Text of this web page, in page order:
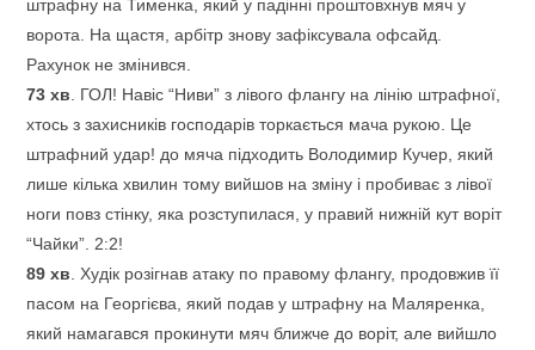
штрафну на Тименка, який у падінні проштовхнув мяч у
ворота. На щастя, арбітр знову зафіксувала офсайд.
Рахунок не змінився.
73 хв . ГОЛ! Навіс “Ниви” з лівого флангу на лінію штрафної,
хтось з захисників господарів торкається мача рукою. Це
штрафний удар! до мяча підходить Володимир Кучер, який
лише кілька хвилин тому вийшов на зміну і пробиває з лівої
ноги повз стінку, яка розступилася, у правий нижній кут воріт
“Чайки”. 2:2!
89 хв . Худік розігнав атаку по правому флангу, продовжив її
пасом на Георгієва, який подав у штрафну на Маляренка,
який намагався прокинути мяч ближче до воріт, але вийшло